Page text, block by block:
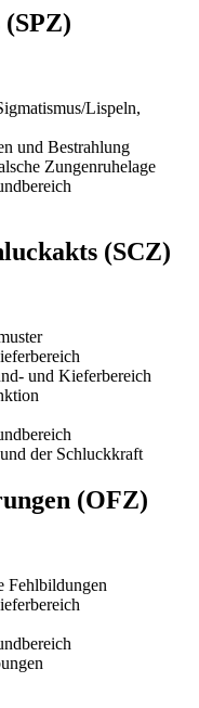
(SPZ)
Lispeln,
und Bestrahlung
Zungenruhelage
(SCZ)
und Kieferbereich
der Schluckkraft
(OFZ)
Fehlbildungen